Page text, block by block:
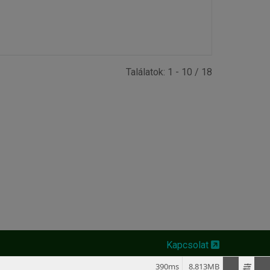
Találatok: 1 - 10 / 18
Kapcsolat
8.813MB
390ms